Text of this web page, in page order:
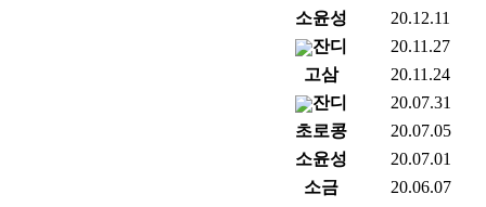
소윤성
20.12.11
잔디
20.11.27
고삼
20.11.24
잔디
20.07.31
초로콩
20.07.05
소윤성
20.07.01
소금
20.06.07